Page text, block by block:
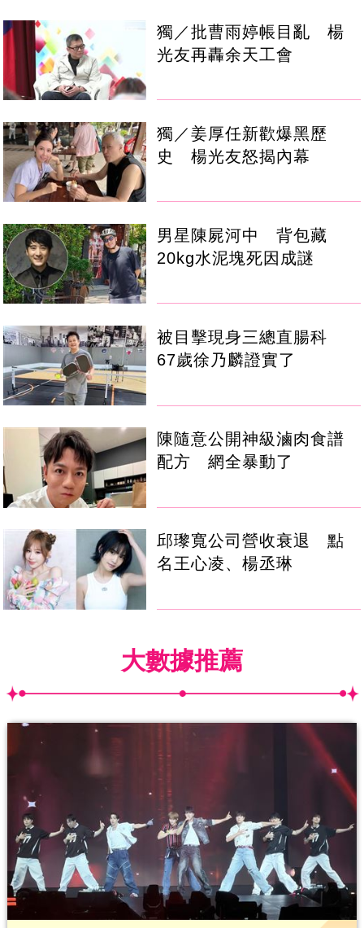
獨／批曹雨婷帳目亂 楊
光友再轟余天工會
獨／姜厚任新歡爆黑歷
史 楊光友怒揭內幕
男星陳屍河中 背包藏
20kg水泥塊死因成謎
被目擊現身三總直腸科
67歲徐乃麟證實了
陳隨意公開神級滷肉食譜
配方 網全暴動了
邱瓈寬公司營收衰退 點
名王心凌、楊丞琳
大數據推薦